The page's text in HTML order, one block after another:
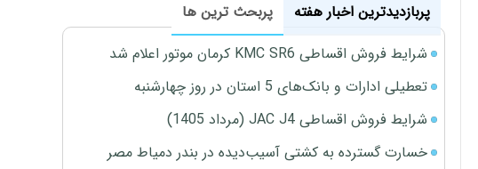
پربازدیدترین اخبار هفته
پربحث ترین ها
شرایط فروش اقساطی KMC SR6 کرمان موتور اعلام شد
تعطیلی ادارات و بانک‌های 5 استان در روز چهارشنبه
شرایط فروش اقساطی JAC J4 (مرداد 1405)
خسارت گسترده به کشتی آسیب‌دیده در بندر دمیاط مصر